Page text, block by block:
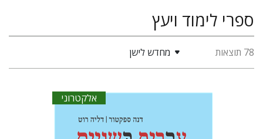
ספרי לימוד ויעץ
78 תוצאות מחדש לישן
אלקטרוני